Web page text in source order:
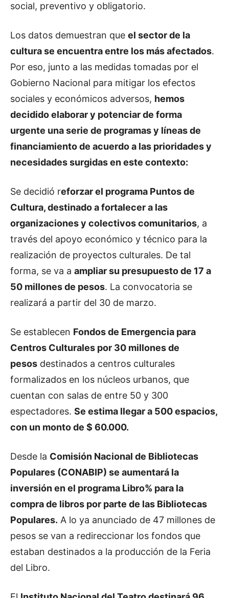
social, preventivo y obligatorio.
Los datos demuestran que el sector de la
cultura se encuentra entre los más afectados.
Por eso, junto a las medidas tomadas por el
Gobierno Nacional para mitigar los efectos
sociales y económicos adversos, hemos
decidido elaborar y potenciar de forma
urgente una serie de programas y líneas de
financiamiento de acuerdo a las prioridades y
necesidades surgidas en este contexto:
Se decidió reforzar el programa Puntos de
Cultura, destinado a fortalecer a las
organizaciones y colectivos comunitarios, a
través del apoyo económico y técnico para la
realización de proyectos culturales. De tal
forma, se va a ampliar su presupuesto de 17 a
50 millones de pesos. La convocatoria se
realizará a partir del 30 de marzo.
Se establecen Fondos de Emergencia para
Centros Culturales por 30 millones de
pesos destinados a centros culturales
formalizados en los núcleos urbanos, que
cuentan con salas de entre 50 y 300
espectadores. Se estima llegar a 500 espacios,
con un monto de $ 60.000.
Desde la Comisión Nacional de Bibliotecas
Populares (CONABIP) se aumentará la
inversión en el programa Libro% para la
compra de libros por parte de las Bibliotecas
Populares. A lo ya anunciado de 47 millones de
pesos se van a redireccionar los fondos que
estaban destinados a la producción de la Feria
del Libro.